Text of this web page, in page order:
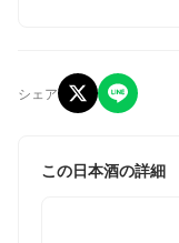
シェア
この日本酒の詳細